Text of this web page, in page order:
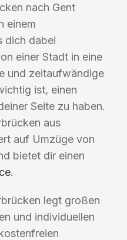
nach Gent
einem
dich dabei
einer Stadt in eine
und zeitaufwändige
ist, einen
Seite zu haben.
aus
auf Umzüge von
bietet dir einen
.
legt großen
und individuellen